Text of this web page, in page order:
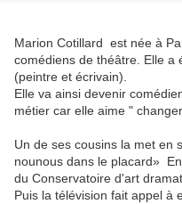
Marion Cotillard est née à
comédiens de théâtre. Elle
(peintre et écrivain).
Elle va ainsi devenir
métier car elle aime "
Un de ses cousins la met en
nounous dans le placard»
du Conservatoire d'art
Puis la télévision fait appel à